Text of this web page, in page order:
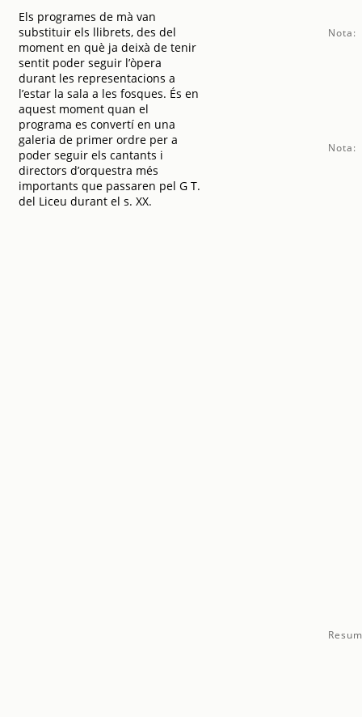
Els programes de mà van
substituir els llibrets, des del
moment en què ja deixà de tenir
sentit poder seguir l’òpera
durant les representacions a
l’estar la sala a les fosques. És en
aquest moment quan el
programa es convertí en una
galeria de primer ordre per a
poder seguir els cantants i
directors d’orquestra més
importants que passaren pel G T.
del Liceu durant el s. XX.
Nota:
Nota: